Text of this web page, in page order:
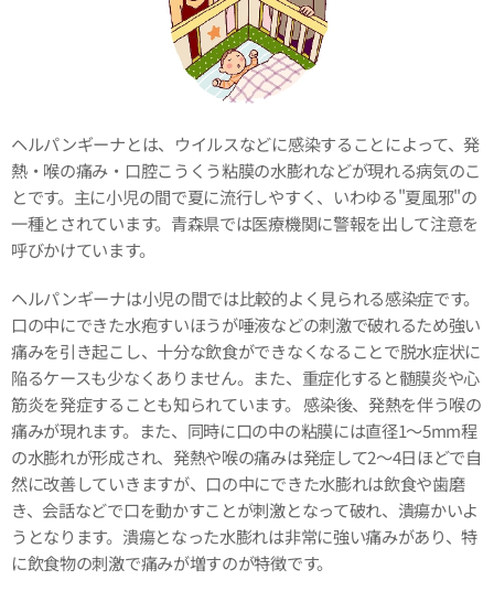
ヘルパンギーナとは、ウイルスなどに感染することによって、発
熱・喉の痛み・口腔こうくう粘膜の水膨れなどが現れる病気のこ
とです。主に小児の間で夏に流行しやすく、いわゆる"夏風邪"の
一種とされています。青森県では医療機関に警報を出して注意を
呼びかけています。
ヘルパンギーナは小児の間では比較的よく見られる感染症です。
口の中にできた水疱すいほうが唾液などの刺激で破れるため強い
痛みを引き起こし、十分な飲食ができなくなることで脱水症状に
陥るケースも少なくありません。また、重症化すると髄膜炎や心
筋炎を発症することも知られています。 感染後、発熱を伴う喉の
痛みが現れます。また、同時に口の中の粘膜には直径1～5mm程
の水膨れが形成され、発熱や喉の痛みは発症して2～4日ほどで自
然に改善していきますが、口の中にできた水膨れは飲食や歯磨
き、会話などで口を動かすことが刺激となって破れ、潰瘍かいよ
うとなります。潰瘍となった水膨れは非常に強い痛みがあり、特
に飲食物の刺激で痛みが増すのが特徴です。